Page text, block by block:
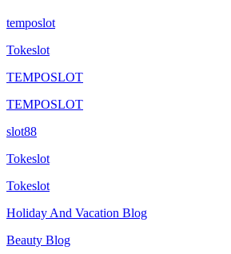
temposlot
Tokeslot
TEMPOSLOT
TEMPOSLOT
slot88
Tokeslot
Tokeslot
Holiday And Vacation Blog
Beauty Blog